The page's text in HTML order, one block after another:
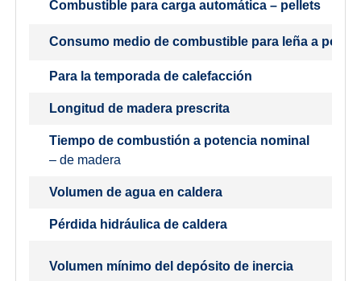
Combustible para carga automática – pellets
Consumo medio de combustible para leña a
Para la temporada de calefacción
Longitud de madera prescrita
Tiempo de combustión a potencia nominal
– de madera
Volumen de agua en caldera
Pérdida hidráulica de caldera
Volumen mínimo del depósito de inercia